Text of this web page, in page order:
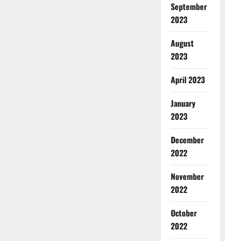
September
2023
August
2023
April 2023
January
2023
December
2022
November
2022
October
2022